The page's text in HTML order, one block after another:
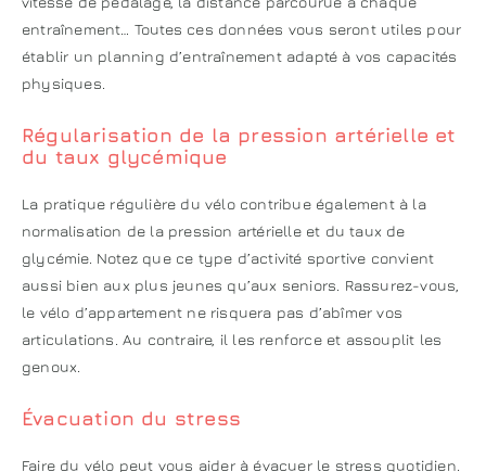
entraînement… Toutes ces données vous seront utiles pour
établir un planning d’entraînement adapté à vos capacités
physiques.
Régularisation de la pression artérielle et
du taux glycémique
La pratique régulière du vélo contribue également à la
normalisation de la pression artérielle et du taux de
glycémie. Notez que ce type d’activité sportive convient
aussi bien aux plus jeunes qu’aux seniors. Rassurez-vous,
le vélo d’appartement ne risquera pas d’abîmer vos
articulations. Au contraire, il les renforce et assouplit les
genoux.
Évacuation du stress
Faire du vélo peut vous aider à évacuer le stress quotidien.